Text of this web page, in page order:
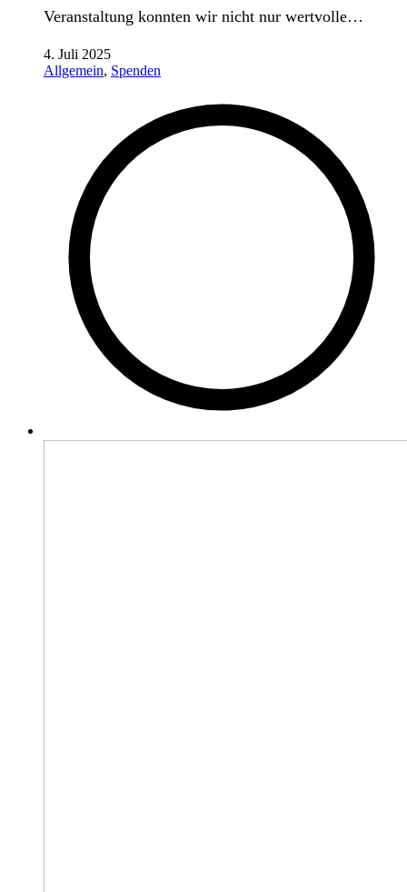
Veranstaltung konnten wir nicht nur wertvolle…
4. Juli 2025
Allgemein, Spenden